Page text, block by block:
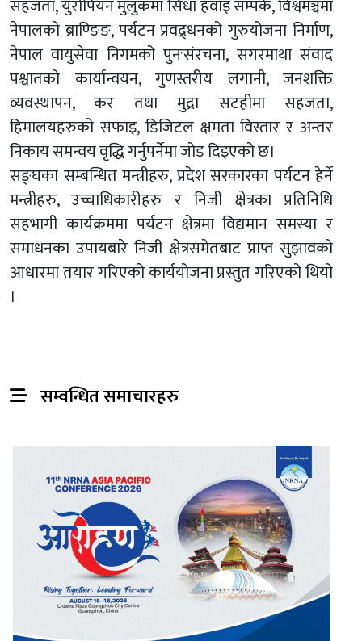
सहजता, युरोपियन मुलुकमा सिधा हवाइ सम्पर्क, विश्वमञ्चमा
नेपालको ब्राण्ङिङ, पर्यटन प्रवद्र्धनको गुरुयोजना निर्माण,
नेपाल वायुसेवा निगमको पुनःसंरचना, सगरमाथा संवाद
पश्चातको कार्यान्वयन, गुणस्तरीय लगानी, जनशक्ति
व्यवस्थापन, कर तथा मुद्रा सटहीमा सहजता,
हिमालयहरुको सफाइ, डिजिटल क्षमता विस्तार र अन्तर
निकाय समन्वय वृद्धि गर्नुपर्नेमा जोड दिइएको छ।
सङ्घका सम्बन्धित मन्त्रीहरु, प्रदेश सरकारका पर्यटन हेर्ने
मन्त्रीहरु, उच्चाधिकारीहरु र निजी क्षेत्रका प्रतिनिधि
सहभागी कार्यक्रममा पर्यटन क्षेत्रमा विद्यमान समस्या र
समाधनका उपायबारे निजी क्षेत्रसमेतबाट प्राप्त सुझावको
आधारमा तयार गरिएको कार्ययोजना प्रस्तुत गरिएको थियो
।
सम्वन्धित समाचारहरु